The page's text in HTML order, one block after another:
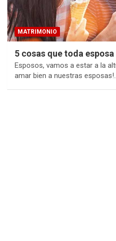
MATRIMONIO
5 cosas que toda
Esposos, vamos a estar a la
amar bien a nuestras